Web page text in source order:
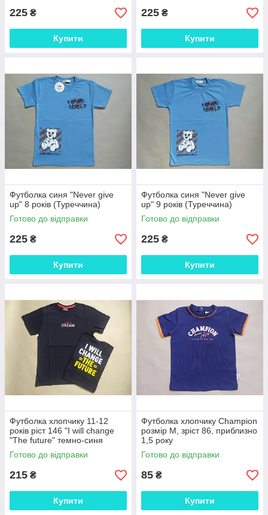
225 ₴
Купити
225 ₴
Купити
Футболка синя "Never give
up" 8 років (Туреччина)
Готово до відправки
225 ₴
Купити
Футболка синя "Never give
up" 9 років (Туреччина)
Готово до відправки
225 ₴
Купити
Футболка хлопчику 11-12
років ріст 146 "I will change
"The future" темно-синя
Готово до відправки
215 ₴
Купити
Футболка хлопчику Champion
розмір М, зріст 86, приблизно
1,5 року
Готово до відправки
85 ₴
Купити